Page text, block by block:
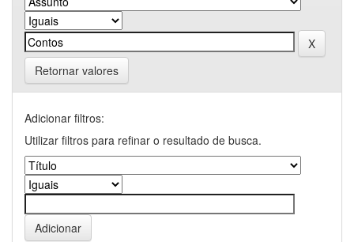
Retornar valores
Adicionar filtros:
Utilizar filtros para refinar o resultado de busca.